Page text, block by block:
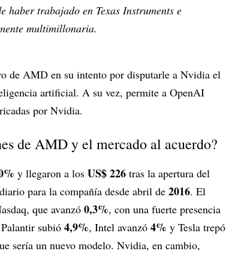
haber trabajado en Texas Instruments e
multimillonaria.
de AMD en su intento por disputarle a Nvidia el
artificial. A su vez, permite a OpenAI
por Nvidia.
de AMD y el mercado al acuerdo?
y llegaron a los US$ 226 tras la apertura del
para la compañía desde abril de 2016. El
que avanzó 0,3%, con una fuerte presencia
subió 4,9%, Intel avanzó 4% y Tesla trepó
sería un nuevo modelo. Nvidia, en cambio,